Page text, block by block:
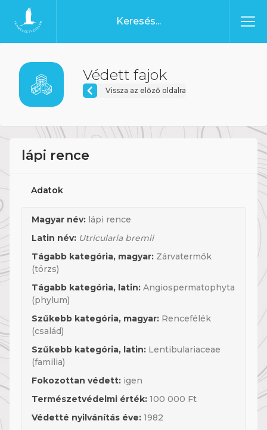
Ugrás a tartalomhoz
Főoldal
Védett fajok
Vissza az előző oldalra
lápi rence
Adatok
Magyar név: lápi rence
Latin név: Utricularia bremii
Tágabb kategória, magyar: Zárvatermők
(törzs)
Tágabb kategória, latin: Angiospermatophyta
(phylum)
Szűkebb kategória, magyar: Rencefélék
(család)
Szűkebb kategória, latin: Lentibulariaceae
(familia)
Fokozottan védett: igen
Természetvédelmi érték: 100 000 Ft
Védetté nyilvánítás éve: 1982